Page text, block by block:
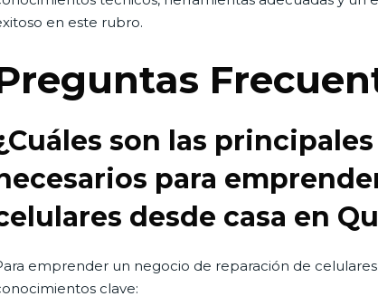
en este rubro.
son las
para
desde casa en
emprender un negocio de reparación de
clave: